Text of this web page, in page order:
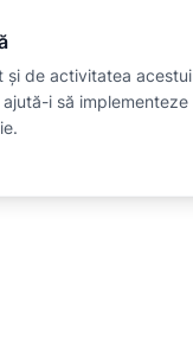
și de activitatea acestui
ajută-i să implementeze